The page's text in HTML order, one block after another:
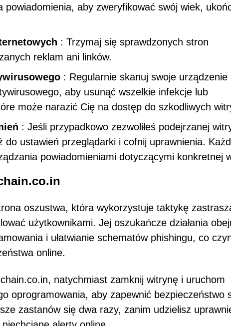
powiadomienia, aby zweryfikować swój wiek,
: Trzymaj się sprawdzonych stron
reklam ani linków.
: Regularnie skanuj swoje urządzenie
aby usunąć wszelkie infekcje lub
może narazić Cię na dostęp do szkodliwych
: Jeśli przypadkowo zezwoliłeś podejrzanej
do ustawień przeglądarki i cofnij uprawnienia.
powiadomieniami dotyczącymi konkretnej
oszustwa, która wykorzystuje taktykę
użytkownikami. Jej oszukańcze działania
i ułatwianie schematów phishingu, co
online.
natychmiast zamknij witrynę i uruchom
oprogramowania, aby zapewnić bezpieczeństwo
zastanów się dwa razy, zanim udzielisz